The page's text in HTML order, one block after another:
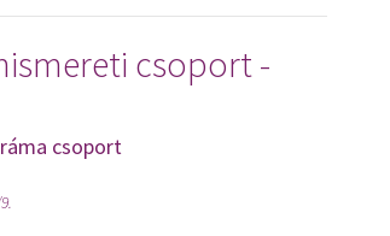
csoport -
csoport